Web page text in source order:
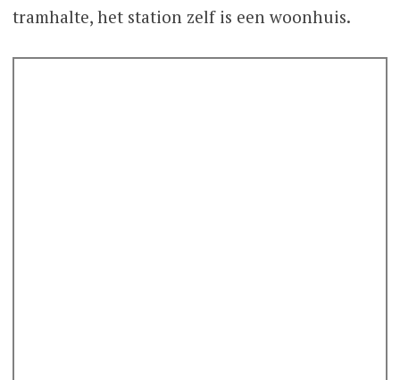
tramhalte, het station zelf is een woonhuis.